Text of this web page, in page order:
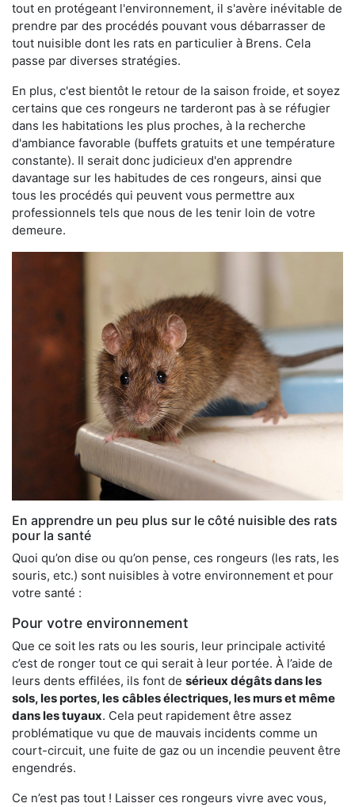
tout en protégeant l'environnement, il s'avère inévitable de
prendre par des procédés pouvant vous débarrasser de
tout nuisible dont les rats en particulier à Brens. Cela
passe par diverses stratégies.
En plus, c'est bientôt le retour de la saison froide, et soyez
certains que ces rongeurs ne tarderont pas à se réfugier
dans les habitations les plus proches, à la recherche
d'ambiance favorable (buffets gratuits et une température
constante). Il serait donc judicieux d'en apprendre
davantage sur les habitudes de ces rongeurs, ainsi que
tous les procédés qui peuvent vous permettre aux
professionnels tels que nous de les tenir loin de votre
demeure.
En apprendre un peu plus sur le côté nuisible des rats
pour la santé
Quoi qu’on dise ou qu’on pense, ces rongeurs (les rats, les
souris, etc.) sont nuisibles à votre environnement et pour
votre santé :
Pour votre environnement
Que ce soit les rats ou les souris, leur principale activité
c’est de ronger tout ce qui serait à leur portée. À l’aide de
leurs dents effilées, ils font de sérieux dégâts dans les
sols, les portes, les câbles électriques, les murs et même
dans les tuyaux. Cela peut rapidement être assez
problématique vu que de mauvais incidents comme un
court-circuit, une fuite de gaz ou un incendie peuvent être
engendrés.
Ce n’est pas tout ! Laisser ces rongeurs vivre avec vous,